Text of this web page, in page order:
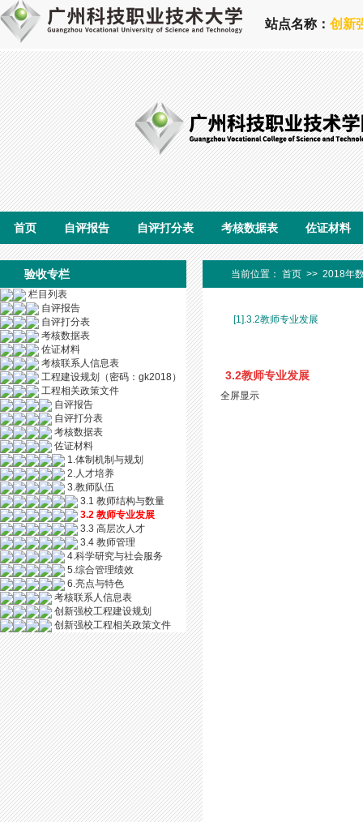
站点名称： 创新
首页 自评报告 自评打分表 考核数据表 佐证材料
验收专栏
栏目列表
自评报告
自评打分表
考核数据表
佐证材料
考核联系人信息表
工程建设规划（密码：gk2018）
工程相关政策文件
自评报告
自评打分表
考核数据表
佐证材料
1.体制机制与规划
2.人才培养
3.教师队伍
3.1 教师结构与数量
3.2 教师专业发展
3.3 高层次人才
3.4 教师管理
4.科学研究与社会服务
5.综合管理绩效
6.亮点与特色
考核联系人信息表
创新强校工程建设规划
创新强校工程相关政策文件
当前位置： 首页 >> 2018年
[1].3.2教师专业发展
3.2教师专业发展
全屏显示